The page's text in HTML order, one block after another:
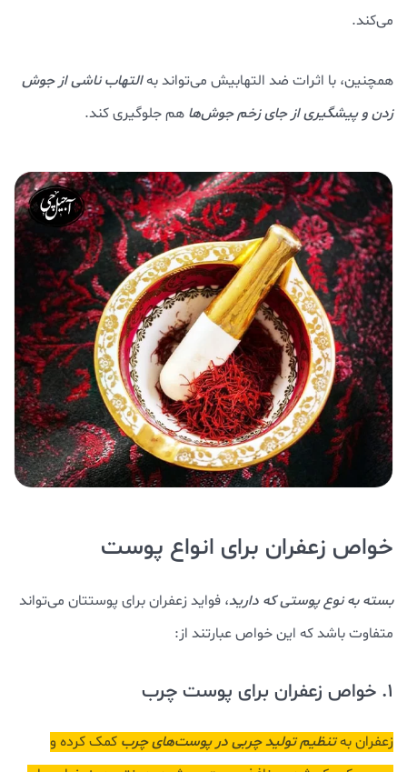
می‌کند.
همچنین، با اثرات ضد التهابیش می‌تواند بهالتهاب ناشی از جوش
زدن و پیشگیری از جای زخم جوش‌ها هم جلوگیری کند.
خواص زعفران برای انواع پوست
بسته به نوع پوستی که دارید، فواید زعفران برای پوستتان می‌تواند
متفاوت باشد که این خواص عبارتند از:
1. خواص زعفران برای پوست چرب
زعفران بهتنظیم تولید چربی در پوست‌های چرب کمک کرده و